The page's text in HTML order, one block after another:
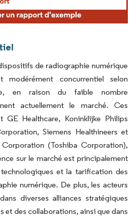
de radiographie numérique
concurrentiel selon
en raison du faible nombre
actuellement le marché. Ces
GE Healthcare, Koninklijke Philips
Siemens Healthineers et
(Toshiba Corporation),
sur le marché est principalement
et la tarification des
numérique. De plus, les acteurs
diverses alliances stratégiques
et des collaborations, ainsi que dans